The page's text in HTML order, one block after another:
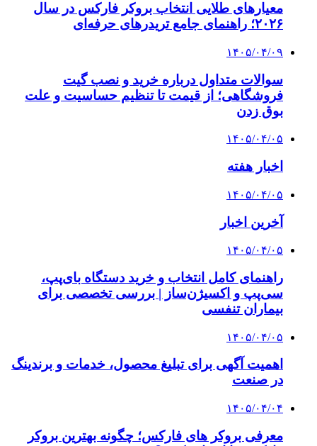
معیارهای طلایی انتخاب بروکر فارکس در سال
۲۰۲۶؛ راهنمای جامع تریدرهای حرفه‌ای
۱۴۰۵/۰۴/۰۹
سوالات متداول درباره خرید و نصب گیت
فروشگاهی؛ از قیمت تا تنظیم حساسیت و علت
بوق زدن
۱۴۰۵/۰۴/۰۵
اخبار هفته
۱۴۰۵/۰۴/۰۵
آخرین اخبار
۱۴۰۵/۰۴/۰۵
راهنمای کامل انتخاب و خرید دستگاه بای‌پپ،
سی‌پپ و اکسیژن‌ساز | بررسی تخصصی برای
بیماران تنفسی
۱۴۰۵/۰۴/۰۵
اهمیت آگهی برای تبلیغ محصول، خدمات و برندینگ
در صنعت
۱۴۰۵/۰۴/۰۴
معرفی بروکر های فارکس؛ چگونه بهترین بروکر